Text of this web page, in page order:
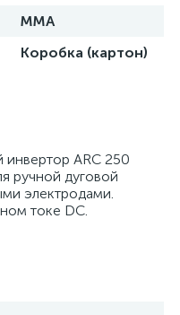
MMA
Коробка (картон)
ARC 250
ручной дуговой
электродами.
токе DC.